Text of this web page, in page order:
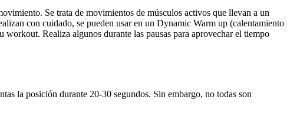
Se trata de movimientos de músculos activos que llevan a un
con cuidado, se pueden usar en un Dynamic Warm up (calentamiento
Realiza algunos durante las pausas para aprovechar el tiempo
la posición durante 20-30 segundos. Sin embargo, no todas son